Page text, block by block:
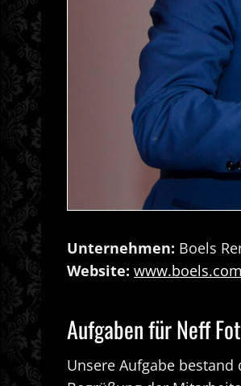
Unternehmen: Boels
Website: www.boels.com
Aufgaben für Neff
Unsere Aufgabe